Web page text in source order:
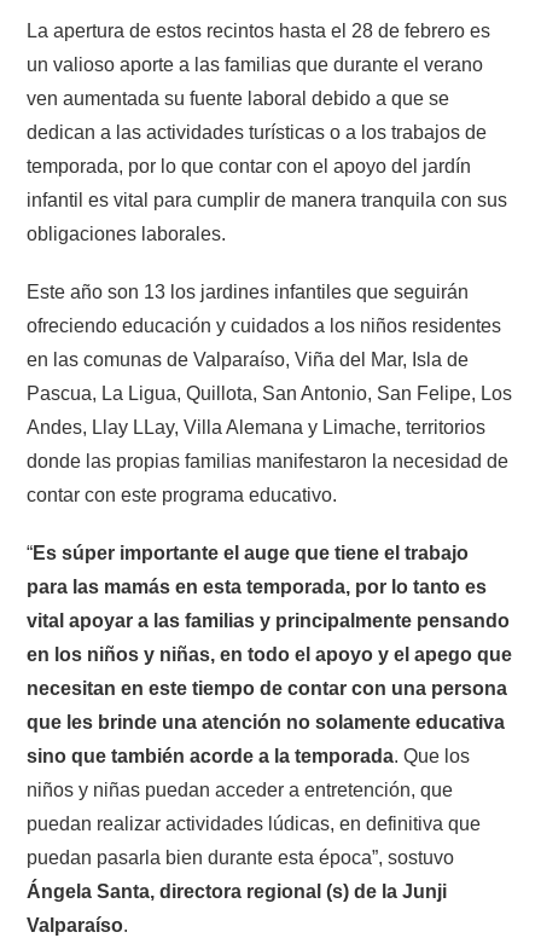
La apertura de estos recintos hasta el 28 de febrero es
un valioso aporte a las familias que durante el verano
ven aumentada su fuente laboral debido a que se
dedican a las actividades turísticas o a los trabajos de
temporada, por lo que contar con el apoyo del jardín
infantil es vital para cumplir de manera tranquila con sus
obligaciones laborales.
Este año son 13 los jardines infantiles que seguirán
ofreciendo educación y cuidados a los niños residentes
en las comunas de Valparaíso, Viña del Mar, Isla de
Pascua, La Ligua, Quillota, San Antonio, San Felipe, Los
Andes, Llay LLay, Villa Alemana y Limache, territorios
donde las propias familias manifestaron la necesidad de
contar con este programa educativo.
“Es súper importante el auge que tiene el trabajo
para las mamás en esta temporada, por lo tanto es
vital apoyar a las familias y principalmente pensando
en los niños y niñas, en todo el apoyo y el apego que
necesitan en este tiempo de contar con una persona
que les brinde una atención no solamente educativa
sino que también acorde a la temporada. Que los
niños y niñas puedan acceder a entretención, que
puedan realizar actividades lúdicas, en definitiva que
puedan pasarla bien durante esta época”, sostuvo
Ángela Santa, directora regional (s) de la Junji
Valparaíso.